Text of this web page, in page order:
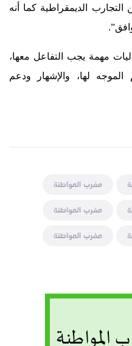
التجارب الديمقراطية كما أنه
مهمة يجب التفاعل معها،
لها، والإشهار ودعم
مغرب المواطنة
مغرب المواطنة
مغرب المواطنة